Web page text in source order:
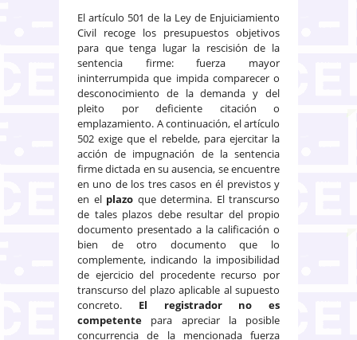
El artículo 501 de la Ley de Enjuiciamiento
Civil recoge los presupuestos objetivos
para que tenga lugar la rescisión de la
sentencia firme: fuerza mayor
ininterrumpida que impida comparecer o
desconocimiento de la demanda y del
pleito por deficiente citación o
emplazamiento. A continuación, el artículo
502 exige que el rebelde, para ejercitar la
acción de impugnación de la sentencia
firme dictada en su ausencia, se encuentre
en uno de los tres casos en él previstos y
en el plazo que determina. El transcurso
de tales plazos debe resultar del propio
documento presentado a la calificación o
bien de otro documento que lo
complemente, indicando la imposibilidad
de ejercicio del procedente recurso por
transcurso del plazo aplicable al supuesto
concreto. El registrador no es
competente para apreciar la posible
concurrencia de la mencionada fuerza